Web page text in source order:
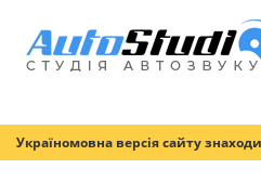
Україномовна версія сайту